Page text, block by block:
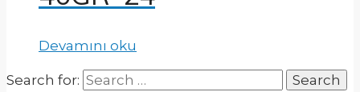
Devamını oku
Search for: